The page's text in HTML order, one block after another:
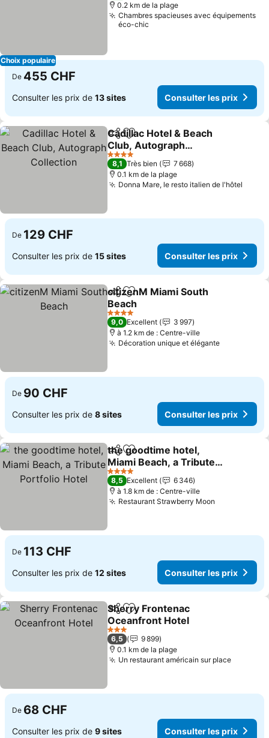
Choix populaire
0.2 km de la plage
Chambres spacieuses avec équipements
éco-chic
De 455 CHF
Consulter les prix de 13 sites Consulter les prix
PartagerAjouter à mes favoris
Cadillac Hotel & Beach
Club, Autograph
Collection
4 Étoiles
8,1 Très bien
7 668
0.1 km de la plage
Donna Mare, le resto italien de l'hôtel
De 129 CHF
Consulter les prix de 15 sites Consulter les prix
PartagerAjouter à mes favoris
citizenM Miami South
Beach
4 Étoiles
9,0 Excellent
3 997
à 1.2 km de : Centre-ville
Décoration unique et élégante
De 90 CHF
Consulter les prix de 8 sites Consulter les prix
PartagerAjouter à mes favoris
the goodtime hotel,
Miami Beach, a Tribute
Portfolio Hotel
4 Étoiles
8,5 Excellent
6 346
à 1.8 km de : Centre-ville
Restaurant Strawberry Moon
De 113 CHF
Consulter les prix de 12 sites Consulter les prix
PartagerAjouter à mes favoris
Sherry Frontenac
Oceanfront Hotel
3 Étoiles
6,5
9 899
0.1 km de la plage
Un restaurant américain sur place
De 68 CHF
Consulter les prix de 9 sites Consulter les prix